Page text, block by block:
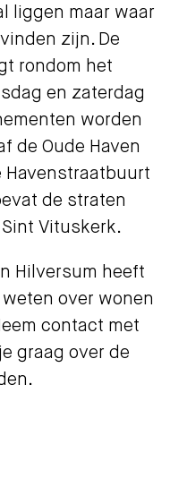
liggen maar waar
zijn. De
rondom het
en zaterdag
worden
de Oude Haven
de straten
Vituskerk.
Hilversum heeft
over wonen
contact met
graag over de